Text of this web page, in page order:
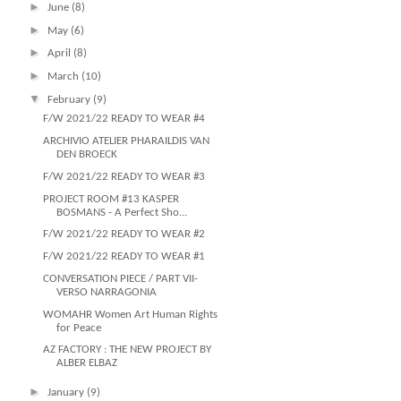
► June (8)
► May (6)
► April (8)
► March (10)
▼ February (9)
F/W 2021/22 READY TO WEAR #4
ARCHIVIO ATELIER PHARAILDIS VAN
DEN BROECK
F/W 2021/22 READY TO WEAR #3
PROJECT ROOM #13 KASPER
BOSMANS - A Perfect Sho...
F/W 2021/22 READY TO WEAR #2
F/W 2021/22 READY TO WEAR #1
CONVERSATION PIECE / PART VII-
VERSO NARRAGONIA
WOMAHR Women Art Human Rights
for Peace
AZ FACTORY : THE NEW PROJECT BY
ALBER ELBAZ
► January (9)